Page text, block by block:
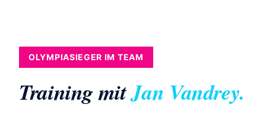
OLYMPIASIEGER IM TEAM
Training mitJan Vandrey.